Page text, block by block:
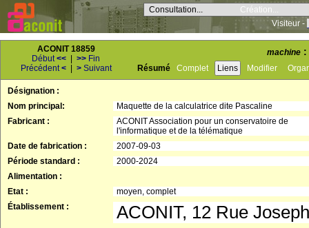
Consultation...
Création...
Visiteur -
ACONIT 18859
Début<< >> Fin
Précédent< > Suivant
machine :
Résumé Complet Liens Modifier
Désignation :
Nom principal:
Maquette de la calculatrice dite Pascaline
Fabricant :
ACONIT Association pour un conservatoire de
l'informatique et de la télématique
Date de fabrication :
2007-09-03
Période standard :
2000-2024
Alimentation :
Etat :
moyen, complet
Établissement :
ACONIT, 12 Rue